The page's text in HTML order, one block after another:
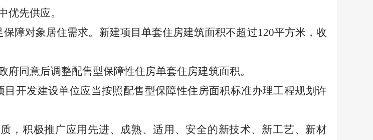
优先供应。
障对象居住需求。新建项目单套住房建筑面积不超过120平方米，收
同意后调整配售型保障性住房单套住房建筑面积。
目开发建设单位应当按照配售型保障性住房面积标准办理工程规划许
，积极推广应用先进、成熟、适用、安全的新技术、新工艺、新材